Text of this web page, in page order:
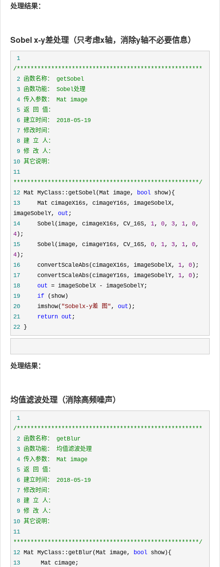
处理结果：
Sobel x-y差处理（只考虑x轴，消除y轴不必要信息）
1
/*
2
3
4
5
6
7
8
9
10
11
******************************************************/
12 Mat MyClass::getSobel(Mat image, bool
13
     Mat cimageX16s, cimageY16s, imageSobelX,
imageSobelY, out
14
     Sobel(image, cimageX16s, CV_16S,
1, 0, 3, 1, 0
4
15
     Sobel(image, cimageY16s, CV_16S,
0, 1, 3, 1, 0
4
16
     convertScaleAbs(cimageX16s, imageSobelX,
1, 0
17
     convertScaleAbs(cimageY16s, imageSobelY,
1, 0
18
out = imageSobelX -
19
if
20
     imshow(
"Sobelx-y差 图", out
21
return out
22 }
处理结果：
均值滤波处理（消除高频噪声）
1
/*
2
3
4
5
6
7
8
9
10
11
******************************************************/
12 Mat MyClass::getBlur(Mat image, bool
13